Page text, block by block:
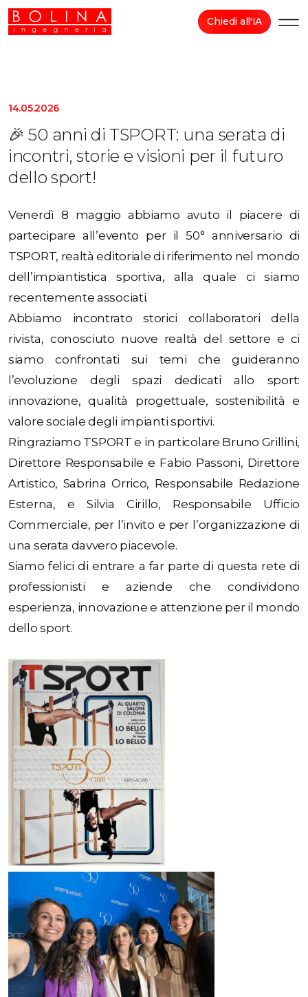
Chiedi all'IA
14.05.2026
🎉 50 anni di TSPORT: una serata di
incontri, storie e visioni per il futuro
dello sport!
Venerdì 8 maggio abbiamo avuto il piacere di
partecipare all’evento per il 50° anniversario di
TSPORT, realtà editoriale di riferimento nel mondo
dell’impiantistica sportiva, alla quale ci siamo
recentemente associati.
Abbiamo incontrato storici collaboratori della
rivista, conosciuto nuove realtà del settore e ci
siamo confrontati sui temi che guideranno
l’evoluzione degli spazi dedicati allo sport:
innovazione, qualità progettuale, sostenibilità e
valore sociale degli impianti sportivi.
Ringraziamo TSPORT e in particolare Bruno Grillini,
Direttore Responsabile e Fabio Passoni, Direttore
Artistico, Sabrina Orrico, Responsabile Redazione
Esterna, e Silvia Cirillo, Responsabile Ufficio
Commerciale, per l’invito e per l’organizzazione di
una serata davvero piacevole.
Siamo felici di entrare a far parte di questa rete di
professionisti e aziende che condividono
esperienza, innovazione e attenzione per il mondo
dello sport.